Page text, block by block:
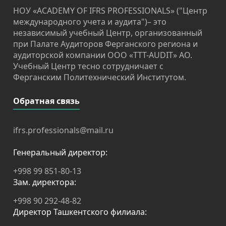
НОУ «ACADEMY OF IFRS PROFESSIONALS» ("Центр
международного учета и аудита")– это
независимый учебный Центр, организованный
при Палате Аудиторов Ферганского региона и
аудиторской компании OOO «TTT-AUDIT» АО.
Учебный Центр тесно сотрудничает с
Ферганским Политехнический Институтом.
Обратная связь
ifrs.professionals@mail.ru
Генеральный директор:
+998 99 851-80-13
Зам. директора:
+998 90 292-48-82
Директор Ташкентского филиала: